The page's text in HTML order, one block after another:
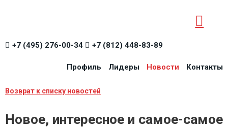
+7 (495) 276-00-34 +7 (812) 448-83-89
Профиль Лидеры Новости Контакты
Возврат к списку новостей
Новое, интересное и самое-самое